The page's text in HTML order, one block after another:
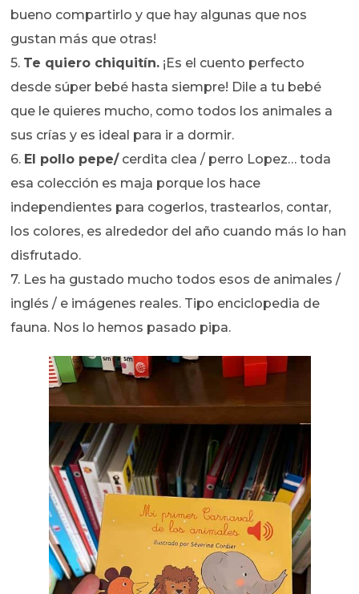
bueno compartirlo y que hay algunas que nos
gustan más que otras!
5. Te quiero chiquitín. ¡Es el cuento perfecto
desde súper bebé hasta siempre! Dile a tu bebé
que le quieres mucho, como todos los animales a
sus crías y es ideal para ir a dormir.
6. El pollo pepe/cerdita clea / perro Lopez… toda
esa colección es maja porque los hace
independientes para cogerlos, trastearlos, contar,
los colores, es alrededor del año cuando más lo han
disfrutado.
7. Les ha gustado mucho todos esos de animales /
inglés / e imágenes reales. Tipo enciclopedia de
fauna. Nos lo hemos pasado pipa.